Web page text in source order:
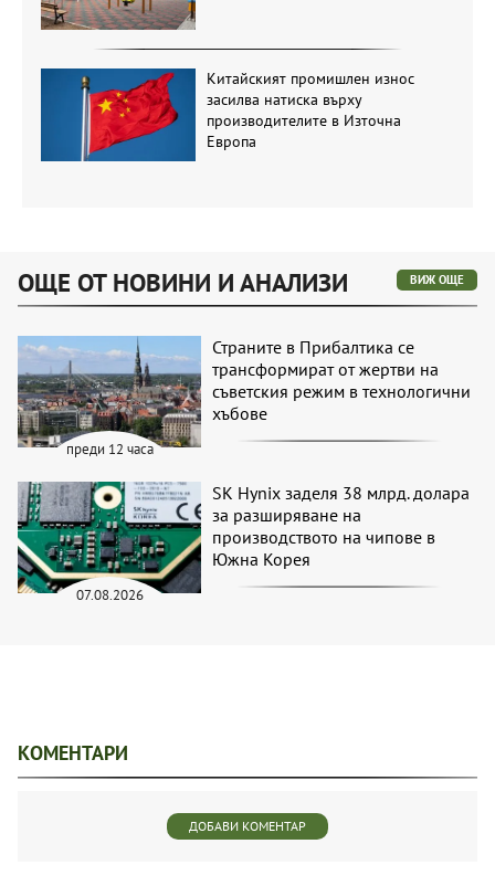
Китайският промишлен износ
засилва натиска върху
производителите в Източна
Европа
ОЩЕ ОТ НОВИНИ И АНАЛИЗИ ВИЖ ОЩЕ
преди 12 часа
Страните в Прибалтика се
трансформират от жертви на
съветския режим в технологични
хъбове
07.08.2026
SK Hynix заделя 38 млрд. долара
за разширяване на
производството на чипове в
Южна Корея
КОМЕНТАРИ
ДОБАВИ КОМЕНТАР